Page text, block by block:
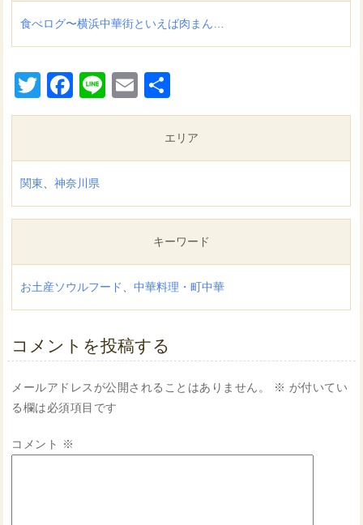
食べログ〜横浜中華街といえば肉まん…
TwitterFacebook
LineEmail
有
エリア
関東、神奈川県
キーワード
お土産ソウルフード、中華料理・町中華
コメントを投稿する
メールアドレスが公開されることはありません。 ※ が付いてい
る欄は必須項目です
コメント ※